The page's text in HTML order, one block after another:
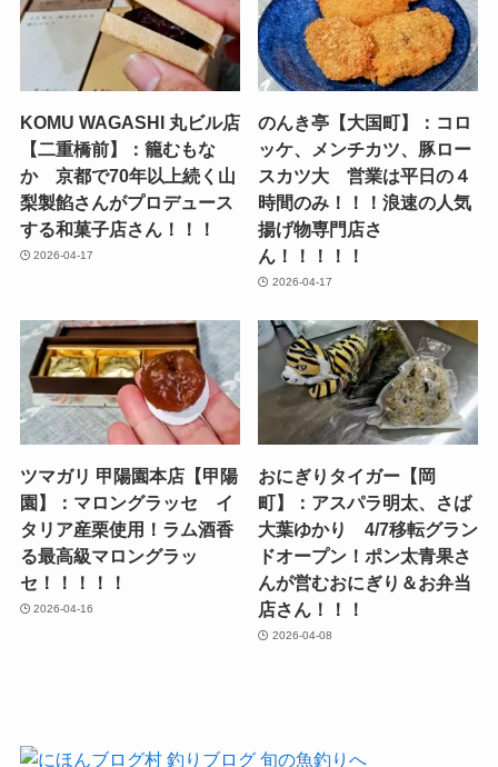
KOMU WAGASHI 丸ビル店
【二重橋前】：籠むもな
か 京都で70年以上続く山
梨製餡さんがプロデュース
する和菓子店さん！！！
2026-04-17
のんき亭【大国町】：コロ
ッケ、メンチカツ、豚ロー
スカツ大 営業は平日の４
時間のみ！！！浪速の人気
揚げ物専門店さ
ん！！！！！
2026-04-17
ツマガリ 甲陽園本店【甲陽
園】：マロングラッセ イ
タリア産栗使用！ラム酒香
る最高級マロングラッ
セ！！！！！
2026-04-16
おにぎりタイガー【岡
町】：アスパラ明太、さば
大葉ゆかり 4/7移転グラン
ドオープン！ポン太青果さ
んが営むおにぎり＆お弁当
店さん！！！
2026-04-08